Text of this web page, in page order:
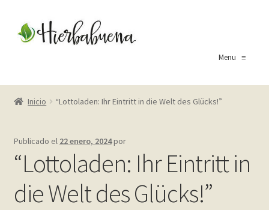
aal
Menu≡
Inicio
Inicio “Lottoladen: Ihr Eintritt in die Welt des Glücks!”
Publicado el 22 enero, 2024por
“Lottoladen: Ihr Eintritt in
die Welt des Glücks!”